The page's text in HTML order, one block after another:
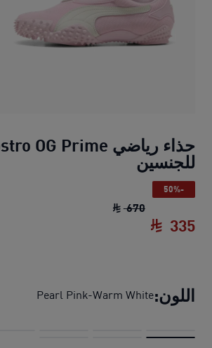
للجنسين
-50%
670 حذاء رياضي Mostro OG Prime مناسب للجنسين
335
اللون:Pearl Pink-Warm White